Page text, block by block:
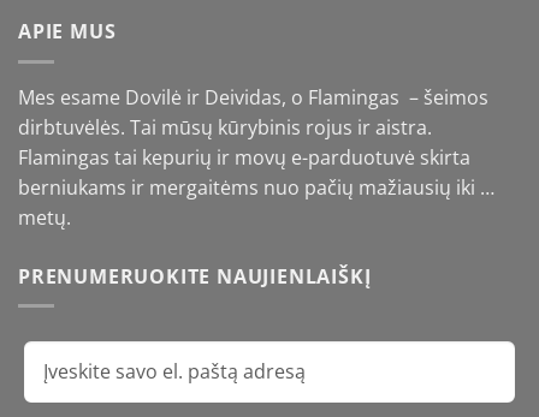
APIE MUS
Mes esame Dovilė ir Deividas, o Flamingas – šeimos
dirbtuvėlės. Tai mūsų kūrybinis rojus ir aistra.
Flamingas tai kepurių ir movų e-parduotuvė skirta
berniukams ir mergaitėms nuo pačių mažiausių iki …
metų.
PRENUMERUOKITE NAUJIENLAIŠKĮ